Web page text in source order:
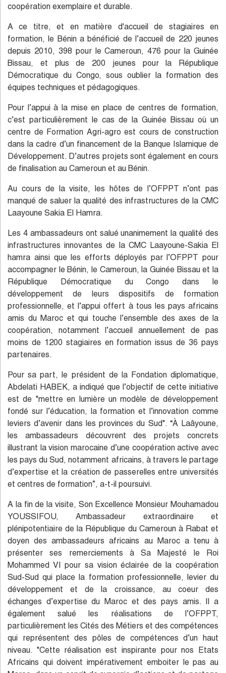
coopération exemplaire et durable.
A ce titre, et en matière d'accueil de stagiaires en
formation, le Bénin a bénéficié de l’accueil de 220 jeunes
depuis 2010, 398 pour le Cameroun, 476 pour la Guinée
Bissau, et plus de 200 jeunes pour la République
Démocratique du Congo, sous oublier la formation des
équipes techniques et pédagogiques.
Pour l’appui à la mise en place de centres de formation,
c’est particulièrement le cas de la Guinée Bissau où un
centre de Formation Agri-agro est cours de construction
dans la cadre d’un financement de la Banque Islamique de
Développement. D’autres projets sont également en cours
de finalisation au Cameroun et au Bénin.
Au cours de la visite, les hôtes de l’OFPPT n’ont pas
manqué de saluer la qualité des infrastructures de la CMC
Laayoune Sakia El Hamra.
Les 4 ambassadeurs ont salué unanimement la qualité des
infrastructures innovantes de la CMC Laayoune-Sakia El
hamra ainsi que les efforts déployés par l’OFPPT pour
accompagner le Bénin, le Cameroun, la Guinée Bissau et la
République Démocratique du Congo dans le
développement de leurs dispositifs de formation
professionnelle, et l’appui offert à tous les pays africains
amis du Maroc et qui touche l’ensemble des axes de la
coopération, notamment l’accueil annuellement de pas
moins de 1200 stagiaires en formation issus de 36 pays
partenaires.
Pour sa part, le président de la Fondation diplomatique,
Abdelati HABEK, a indiqué que l’objectif de cette initiative
est de "mettre en lumière un modèle de développement
fondé sur l’éducation, la formation et l’innovation comme
leviers d’avenir dans les provinces du Sud". “À Laâyoune,
les ambassadeurs découvrent des projets concrets
illustrant la vision marocaine d’une coopération active avec
les pays du Sud, notamment africains, à travers le partage
d’expertise et la création de passerelles entre universités
et centres de formation”, a-t-il poursuivi.
A la fin de la visite, Son Excellence Monsieur Mouhamadou
YOUSSIFOU, Ambassadeur extraordinaire et
plénipotentiaire de la République du Cameroun à Rabat et
doyen des ambassadeurs africains au Maroc a tenu à
présenter ses remerciements à Sa Majesté le Roi
Mohammed VI pour sa vision éclairée de la coopération
Sud-Sud qui place la formation professionnelle, levier du
développement et de la croissance, au coeur des
échanges d’expertise du Maroc et des pays amis. Il a
également salué les réalisations de l’OFPPT,
particulièrement les Cités des Métiers et des compétences
qui représentent des pôles de compétences d’un haut
niveau. "Cette réalisation est inspirante pour nos Etats
Africains qui doivent impérativement emboiter le pas au